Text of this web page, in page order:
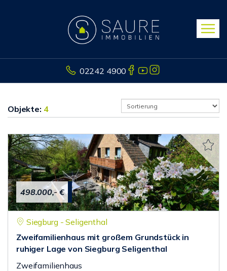
02242 4900
Objekte: 4
498.000,- €
Siegburg - Seligenthal
Zweifamilienhaus mit großem Grundstück in
ruhiger Lage von Siegburg Seligenthal
Zweifamilienhaus